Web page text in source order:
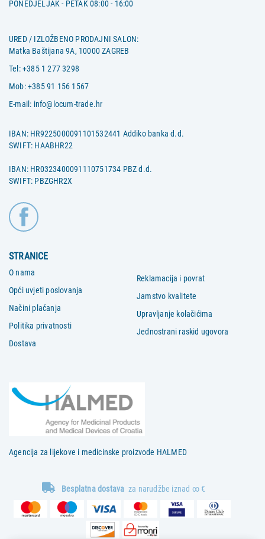
PONEDJELJAK - PETAK 08:00 - 16:00
URED / IZLOŽBENO PRODAJNI SALON:
Matka Baštijana 9A, 10000 ZAGREB
Tel:+385 1 277 3298
Mob:+385 91 156 1567
E-mail: info@locum-trade.hr
IBAN: HR9225000091101532441 Addiko banka d.d.
SWIFT: HAABHR22
IBAN: HR0323400091110751734 PBZ d.d.
SWIFT: PBZGHR2X
STRANICE
O nama
Opći uvjeti poslovanja
Načini plaćanja
Politika privatnosti
Dostava
Reklamacija i povrat
Jamstvo kvalitete
Upravljanje kolačićima
Jednostrani raskid ugovora
Agencija za lijekove i medicinske proizvode HALMED
Besplatna dostava za narudžbe iznad ∞ €